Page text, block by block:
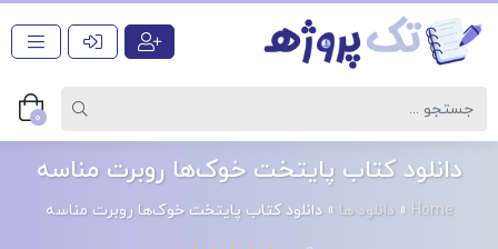
0
دانلود کتاب پایتخت خوک‌ها روبرت مناسه
Home
»دانلود ها »دانلود کتاب پایتخت خوک‌ها روبرت مناسه